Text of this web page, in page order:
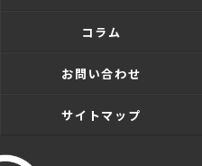
コラム
お問い合わせ
サイトマップ